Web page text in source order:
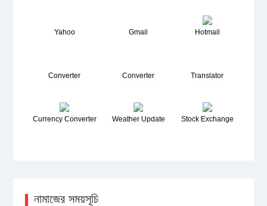
Yahoo Gmail Hotmail
Converter Converter Translator
Currency Converter Weather Update Stock Exchange
নামাজের সময়সূচি